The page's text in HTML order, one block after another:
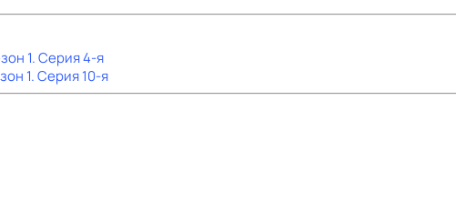
1. Серия 4-я
1. Серия 10-я